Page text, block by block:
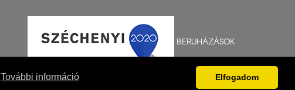
További információ Elfogadom
BERUHÁZÁSOK
Fejlesztés: Gerner Attila, Zadubenszki Norbert